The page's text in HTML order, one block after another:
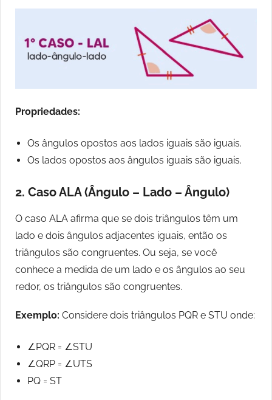
Propriedades:
Os ângulos opostos aos lados iguais são iguais.
Os lados opostos aos ângulos iguais são iguais.
2. Caso ALA (Ângulo – Lado – Ângulo)
O caso ALA afirma que se dois triângulos têm um
lado e dois ângulos adjacentes iguais, então os
triângulos são congruentes. Ou seja, se você
conhece a medida de um lado e os ângulos ao seu
redor, os triângulos são congruentes.
Exemplo: Considere dois triângulos PQR e STU onde:
∠PQR = ∠STU
∠QRP = ∠UTS
PQ = ST